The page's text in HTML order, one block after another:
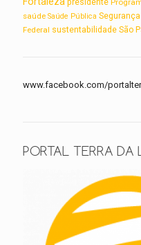
presidente
saúde Saúde Pública
Federal sustentabilidade São
www.facebook.com/
PORTAL TERRA DA